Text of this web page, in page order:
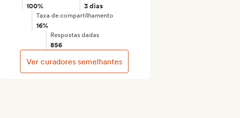
100% 3 dias
Taxa de compartilhamento
16%
Respostas dadas
856
Ver curadores semelhantes